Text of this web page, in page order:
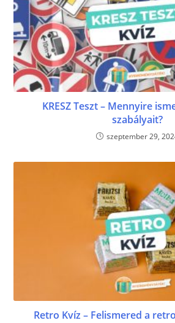
KRESZ Teszt – Mennyire
szabályait?
szeptember 29,
Retro Kvíz – Felismered a